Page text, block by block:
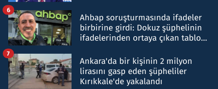
Ahbap soruşturmasında ifadeler
birbirine girdi: Dokuz şüphelinin
ifadelerinden ortaya çıkan tablo
6
Ankara'da bir kişinin 2 milyon
lirasını gasp eden şüpheliler
Kırıkkale'de yakalandı
7